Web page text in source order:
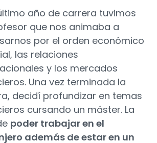
año de carrera tuvimos
que nos animaba a
por el orden económico
las relaciones
y los mercados
Una vez terminada la
decidí profundizar en temas
cursando un máster. La
poder trabajar en el
además de estar en un